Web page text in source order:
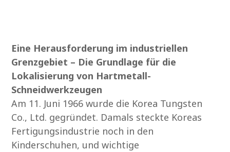
Eine Herausforderung im industriellen
Grenzgebiet – Die Grundlage für die
Lokalisierung von Hartmetall-
Schneidwerkzeugen
Am 11. Juni 1966 wurde die Korea Tungsten
Co., Ltd. gegründet. Damals steckte Koreas
Fertigungsindustrie noch in den
Kinderschuhen, und wichtige